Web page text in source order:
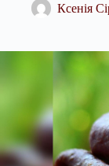
Ксенія